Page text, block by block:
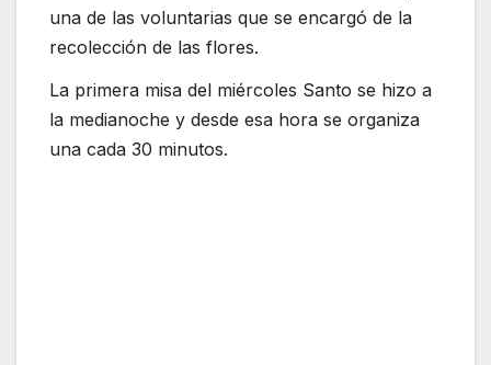
una de las voluntarias que se encargó de la
recolección de las flores.
La primera misa del miércoles Santo se hizo a
la medianoche y desde esa hora se organiza
una cada 30 minutos.